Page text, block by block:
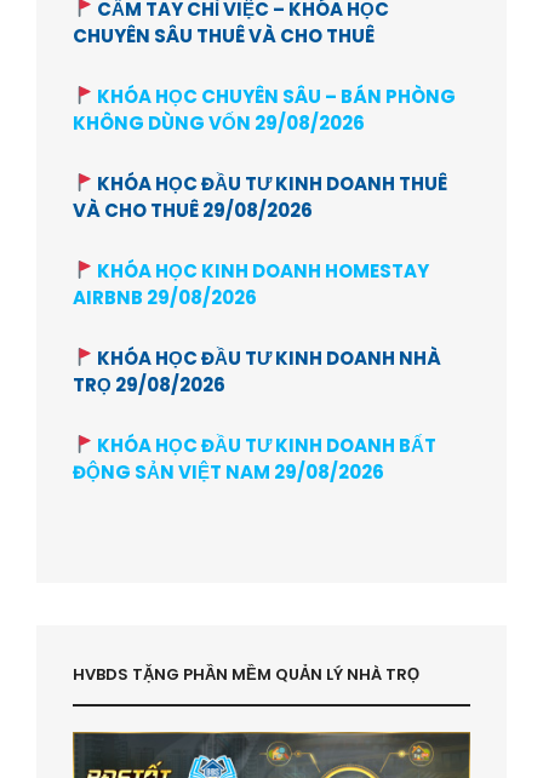
CẦM TAY CHỈ VIỆC – KHÓA HỌC
CHUYÊN SÂU THUÊ VÀ CHO THUÊ
KHÓA HỌC CHUYÊN SÂU – BÁN PHÒNG
KHÔNG DÙNG VỐN 29/08/2026
KHÓA HỌC ĐẦU TƯ KINH DOANH THUÊ
VÀ CHO THUÊ 29/08/2026
KHÓA HỌC KINH DOANH HOMESTAY
AIRBNB 29/08/2026
KHÓA HỌC ĐẦU TƯ KINH DOANH NHÀ
TRỌ 29/08/2026
KHÓA HỌC ĐẦU TƯ KINH DOANH BẤT
ĐỘNG SẢN VIỆT NAM 29/08/2026
HVBDS TẶNG PHẦN MỀM QUẢN LÝ NHÀ TRỌ